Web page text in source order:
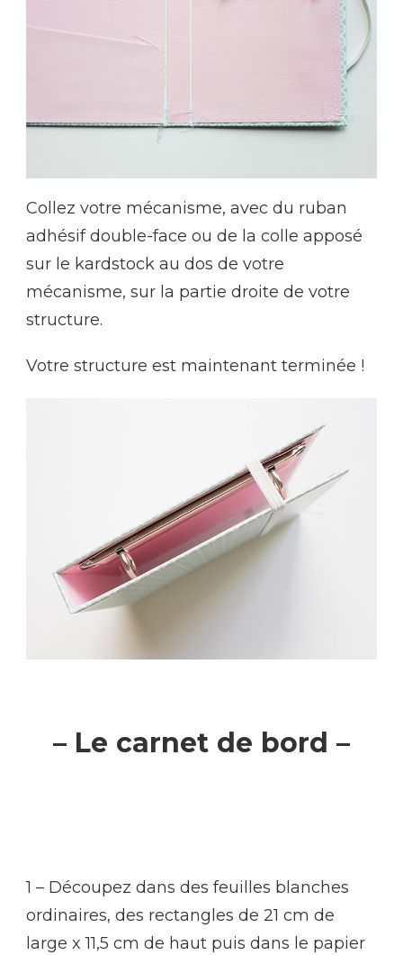
Collez votre mécanisme, avec du ruban
adhésif double-face ou de la colle apposé
sur le kardstock au dos de votre
mécanisme, sur la partie droite de votre
structure.
Votre structure est maintenant terminée !
– Le carnet de bord –
1 – Découpez dans des feuilles blanches
ordinaires, des rectangles de 21 cm de
large x 11,5 cm de haut puis dans le papier